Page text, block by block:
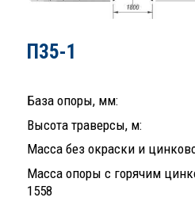
П35-1
База опоры, мм:
Высота траверсы, м:
Масса без окраски и
Масса опоры с горячим
1558